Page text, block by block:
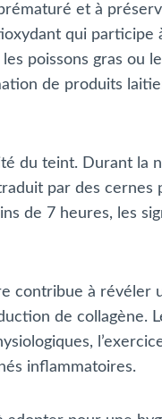
et à
qui
poissons gras
de produits
du teint. Durant
par des
de 7 heures, les
contribue à
de
inflammatoires.